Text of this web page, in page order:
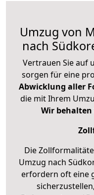
Umzug von
nach
Vertrauen Sie auf
sorgen für eine
Abwicklung aller
die mit Ihrem
Wir
Die
Umzug nach
erfordern oft eine